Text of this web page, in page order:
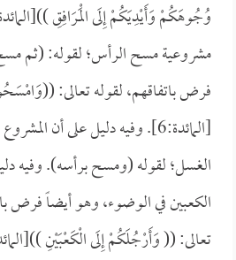
مشروعية مسح الرأس؛ لقوله: (ثم
فرض باتفاقهم، لقوله تعالى: ((
[المائدة:6]. وفيه دليل على أن
الغسل؛ لقوله (ومسح برأسه). وفيه
الكعبين في الوضوء، وهو أيضاً فرض
تعالى: ((